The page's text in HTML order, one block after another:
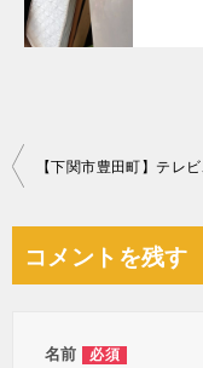
投
ビ
コメントを残す
名前 必須